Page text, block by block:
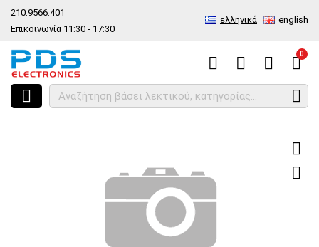
210.9566.401
Επικοινωνία 11:30 - 17:30
ελληνικά english
0
HOME Ταινία flex cable Samsung A125 Galaxy A12/12S White OEM